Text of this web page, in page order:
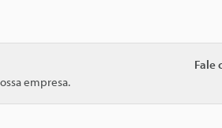
empresa.
Fale